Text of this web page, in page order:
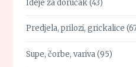
Ideje za doručak(43)
Predjela, prilozi, grickalice
Supe, čorbe, variva(95)